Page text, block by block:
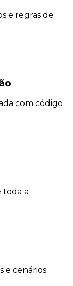
e regras de
com código
a
e cenários.